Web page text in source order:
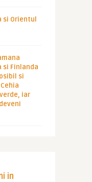
si Orientul
si Finlanda
si
iar
in